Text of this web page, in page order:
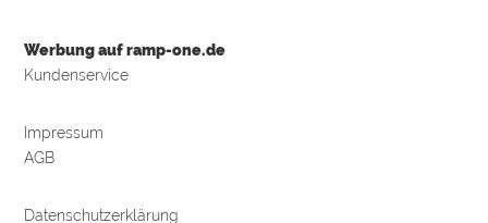
Werbung auf ramp-one.de
Kundenservice
Impressum
AGB
Datenschutzerklärung